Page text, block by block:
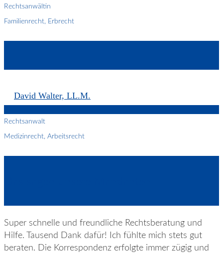
Rechtsanwältin
Familienrecht, Erbrecht
David Walter, LL.M.
Rechtsanwalt
Medizinrecht, Arbeitsrecht
Super schnelle und freundliche Rechtsberatung und
Hilfe. Tausend Dank dafür! Ich fühlte mich stets gut
beraten. Die Korrespondenz erfolgte immer zügig und